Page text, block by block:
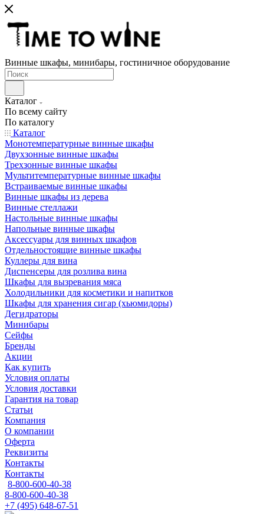
Винные шкафы, минибары, гостиничное оборудование
Каталог
По всему сайту
По каталогу
Каталог
Монотемпературные винные шкафы
Двухзонные винные шкафы
Трехзонные винные шкафы
Мультитемпературные винные шкафы
Встраиваемые винные шкафы
Винные шкафы из дерева
Винные стеллажи
Настольные винные шкафы
Напольные винные шкафы
Аксессуары для винных шкафов
Отдельностоящие винные шкафы
Куллеры для вина
Диспенсеры для розлива вина
Шкафы для вызревания мяса
Холодильники для косметики и напитков
Шкафы для хранения сигар (хьюмидоры)
Дегидраторы
Минибары
Сейфы
Бренды
Акции
Как купить
Условия оплаты
Условия доставки
Гарантия на товар
Статьи
Компания
О компании
Оферта
Реквизиты
Контакты
Контакты
8-800-600-40-38
8-800-600-40-38
+7 (495) 648-67-51